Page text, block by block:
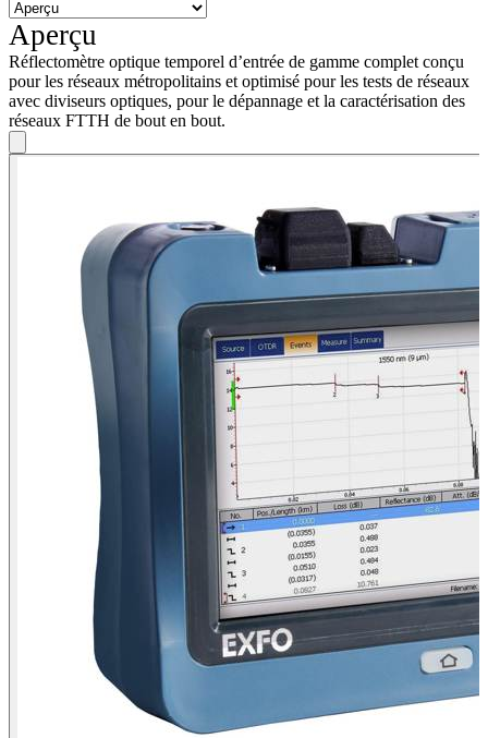
Aperçu
Réflectomètre optique temporel d’entrée de gamme complet conçu
pour les réseaux métropolitains et optimisé pour les tests de réseaux
avec diviseurs optiques, pour le dépannage et la caractérisation des
réseaux FTTH de bout en bout.